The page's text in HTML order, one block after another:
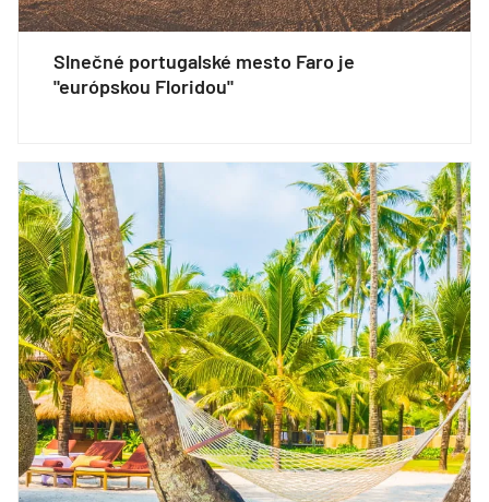
Slnečné portugalské mesto Faro je
"európskou Floridou"